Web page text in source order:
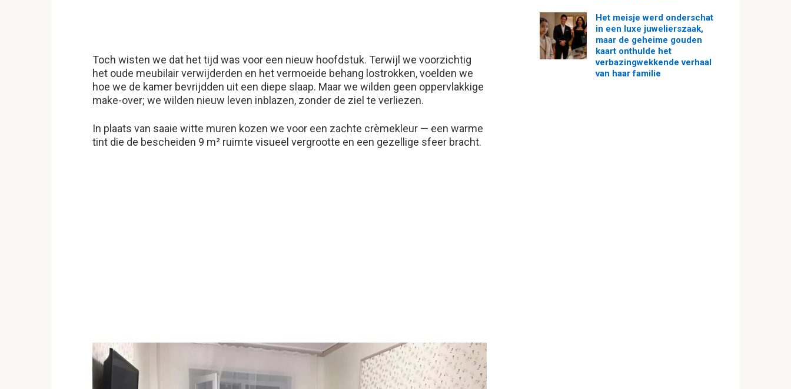
Toch wisten we dat het tijd was voor een nieuw hoofdstuk. Terwijl we voorzichtig
het oude meubilair verwijderden en het vermoeide behang lostrokken, voelden we
hoe we de kamer bevrijdden uit een diepe slaap. Maar we wilden geen oppervlakkige
make-over; we wilden nieuw leven inblazen, zonder de ziel te verliezen.
In plaats van saaie witte muren kozen we voor een zachte crèmekleur — een warme
tint die de bescheiden 9 m² ruimte visueel vergrootte en een gezellige sfeer bracht.
Het meisje werd onderschat
in een luxe juwelierszaak,
maar de geheime gouden
kaart onthulde het
verbazingwekkende verhaal
van haar familie